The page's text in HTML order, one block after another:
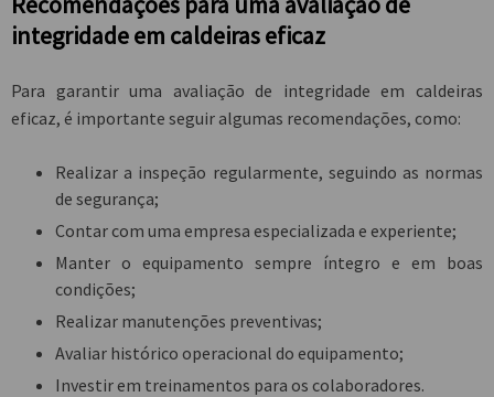
integridade em caldeiras eficaz
Para garantir uma avaliação de integridade em caldeiras
eficaz, é importante seguir algumas recomendações, como:
Realizar a inspeção regularmente, seguindo as normas
de segurança;
Contar com uma empresa especializada e experiente;
Manter o equipamento sempre íntegro e em boas
condições;
Realizar manutenções preventivas;
Avaliar histórico operacional do equipamento;
Investir em treinamentos para os colaboradores.